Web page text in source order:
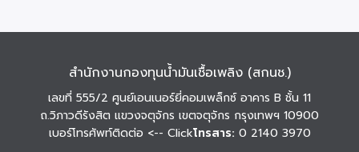
สำนักงานกองทุนน้ำมันเชื้อเพลิง (สกนช.)
เลขที่ 555/2 ศูนย์เอนเนอร์ยี่คอมเพล็กซ์ อาคาร B ชั้น 11
ถ.วิภาวดีรังสิต แขวงจตุจักร เขตจตุจักร กรุงเทพฯ 10900
เบอร์โทรศัพท์ติดต่อ <-- Clickโทรสาร: 0 2140 3970